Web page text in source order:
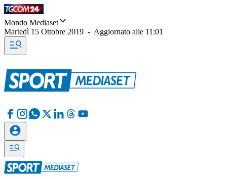
Mondo Mediaset
Martedì 15 Ottobre 2019 - Aggiornato alle 11:01